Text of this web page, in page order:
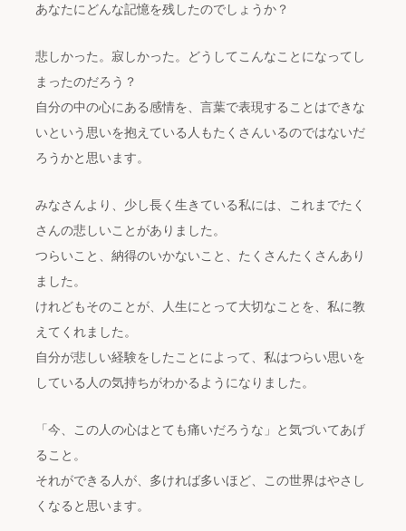
あなたにどんな記憶を残したのでしょうか？
悲しかった。寂しかった。どうしてこんなことになってし
まったのだろう？
自分の中の心にある感情を、言葉で表現することはできな
いという思いを抱えている人もたくさんいるのではないだ
ろうかと思います。
みなさんより、少し長く生きている私には、これまでたく
さんの悲しいことがありました。
つらいこと、納得のいかないこと、たくさんたくさんあり
ました。
けれどもそのことが、人生にとって大切なことを、私に教
えてくれました。
自分が悲しい経験をしたことによって、私はつらい思いを
している人の気持ちがわかるようになりました。
「今、この人の心はとても痛いだろうな」と気づいてあげ
ること。
それができる人が、多ければ多いほど、この世界はやさし
くなると思います。